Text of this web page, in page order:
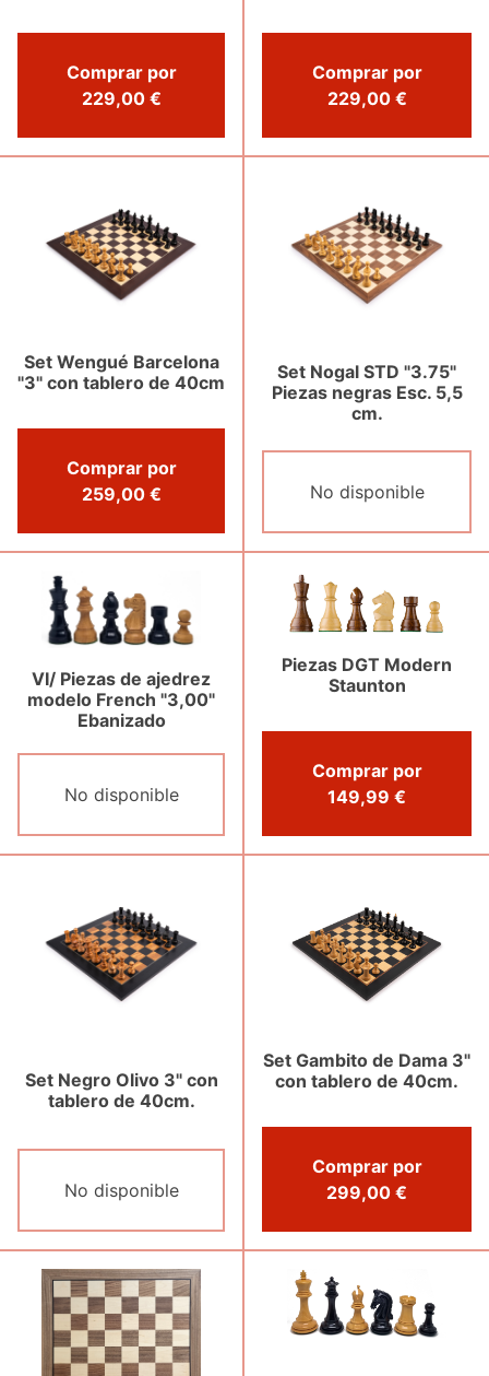
Comprar por
229,00 €
Comprar por
229,00 €
Set Wengué Barcelona
"3" con tablero de 40cm
Comprar por
259,00 €
Set Nogal STD "3.75"
Piezas negras Esc. 5,5
cm.
No disponible
VI/ Piezas de ajedrez
modelo French "3,00"
Ebanizado
No disponible
Piezas DGT Modern
Staunton
Comprar por
149,99 €
Set Negro Olivo 3" con
tablero de 40cm.
No disponible
Set Gambito de Dama 3"
con tablero de 40cm.
Comprar por
299,00 €